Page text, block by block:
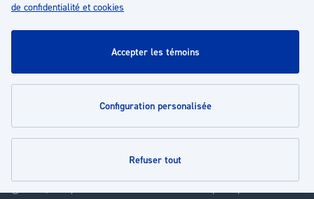
de confidentialité et cookies
accepter les témoins
configuration personalisée
refuser tout
À propos
Service client